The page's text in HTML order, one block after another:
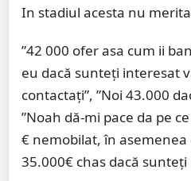
In stadiul acesta nu
”42 000 ofer asa cum ii
eu dacă sunteți interesat
contactați”, ”Noi 43.000
”Noah dă-mi pace da pe
€ nemobilat, în asemenea
35.000€ chas dacă sunteți